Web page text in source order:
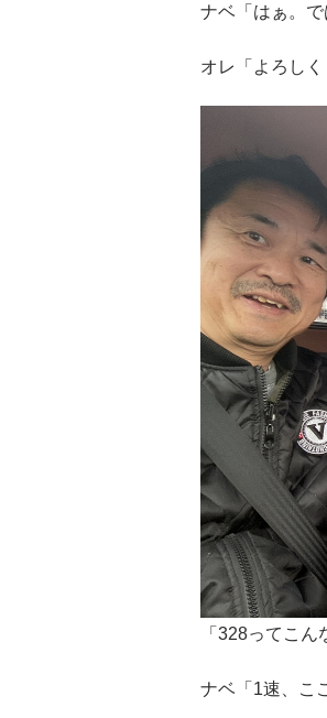
ナベ「はぁ。で
オレ「よろしく
「328ってこ
ナベ「1速、こ